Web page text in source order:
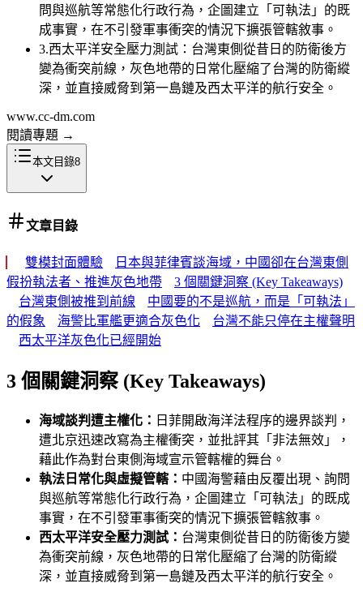
問與巡航等常態化行政行為，企圖建立「可執法」的既
成事實，在不引發軍事衝突的情況下擴張管轄敘事。
3.西太平洋安全壓力測試：台灣東側從昔日的防衛後方
變為衝突前線，灰色地帶的日常化壓縮了台灣的防衛縱
深，並直接威脅到第一島鏈及西太平洋的航行安全。
www.cc-dm.com
閱讀專題 →
本文目錄8
文章目錄
雙模封面體驗
日本與菲律賓談海域，中國卻在台灣東側
假扮執法者、推進灰色地帶
3 個關鍵洞察 (Key Takeaways)
台灣東側被推到前線
中國要的不是巡航，而是「可執法」
的假象
海警比軍艦更適合灰色化
台灣不能只停在主權聲明
西太平洋灰色化已經開始
3 個關鍵洞察 (Key Takeaways)
海域談判遭主權化： 日菲開啟海洋法程序的邊界談判，
遭北京迅速改寫為主權衝突，並批評其「非法無效」，
藉此作為對台東側海域宣示管轄權的舞台。
執法日常化與虛擬管轄： 中國海警藉由反覆出現、詢問
與巡航等常態化行政行為，企圖建立「可執法」的既成
事實，在不引發軍事衝突的情況下擴張管轄敘事。
西太平洋安全壓力測試： 台灣東側從昔日的防衛後方變
為衝突前線，灰色地帶的日常化壓縮了台灣的防衛縱
深，並直接威脅到第一島鏈及西太平洋的航行安全。